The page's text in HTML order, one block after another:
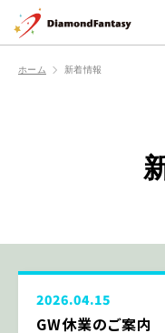
ホーム 新着情報
2026.04.15
GW休業のご案内